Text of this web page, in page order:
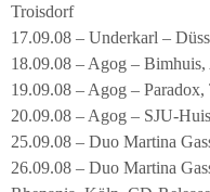
Troisdorf
17.09.08 – Underkarl –
18.09.08 – Agog – Bimhuis,
19.09.08 – Agog –
20.09.08 – Agog – SJU-
25.09.08 – Duo Martina
26.09.08 – Duo Martina